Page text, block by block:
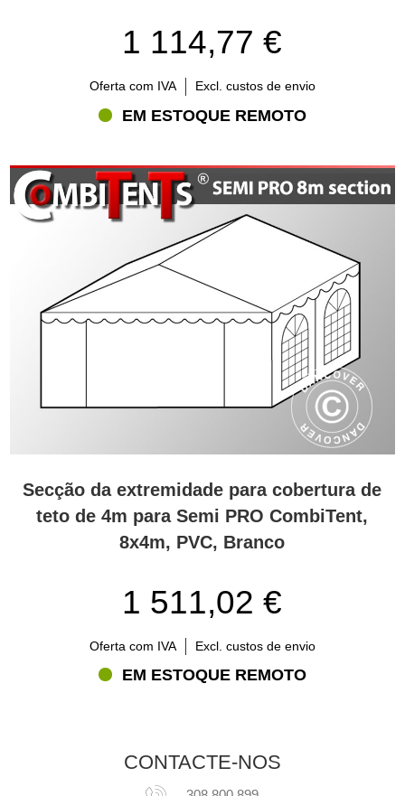
1 114,77 €
Oferta com IVA Excl. custos de envio
EM ESTOQUE REMOTO
Secção da extremidade para cobertura de
teto de 4m para Semi PRO CombiTent,
8x4m, PVC, Branco
1 511,02 €
Oferta com IVA Excl. custos de envio
EM ESTOQUE REMOTO
CONTACTE-NOS